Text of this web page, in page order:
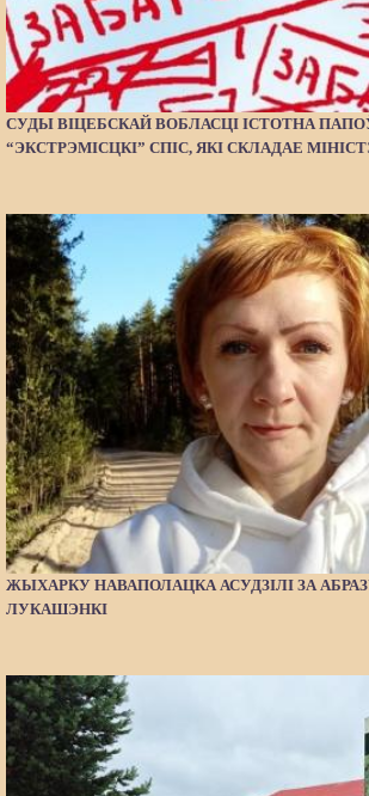
СУДЫ ВІЦЕБСКАЙ ВОБЛАСЦІ ІСТОТНА
“ЭКСТРЭМІСЦКІ” СПІС, ЯКІ СКЛАДАЕ
ЖЫХАРКУ НАВАПОЛАЦКА АСУДЗІЛІ ЗА
ЛУКАШЭНКІ